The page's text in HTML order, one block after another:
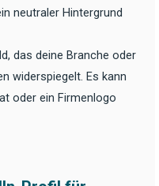
neutraler Hintergrund
das deine Branche oder
widerspiegelt. Es kann
oder ein Firmenlogo